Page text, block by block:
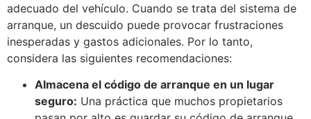
adecuado del vehículo. Cuando se trata del sistema de
arranque, un descuido puede provocar frustraciones
inesperadas y gastos adicionales. Por lo tanto,
considera las siguientes recomendaciones:
Almacena el código de arranque en un lugar
seguro: Una práctica que muchos propietarios